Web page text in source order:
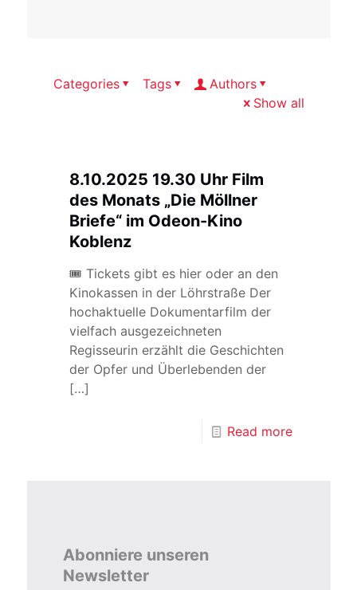
Categories Tags
Authors
Show all
8.10.2025 19.30 Uhr Film
des Monats „Die Möllner
Briefe“ im Odeon-Kino
Koblenz
🎟 Tickets gibt es hier oder an den
Kinokassen in der Löhrstraße Der
hochaktuelle Dokumentarfilm der
vielfach ausgezeichneten
Regisseurin erzählt die Geschichten
der Opfer und Überlebenden der
[…]
Read more
Abonniere unseren
Newsletter